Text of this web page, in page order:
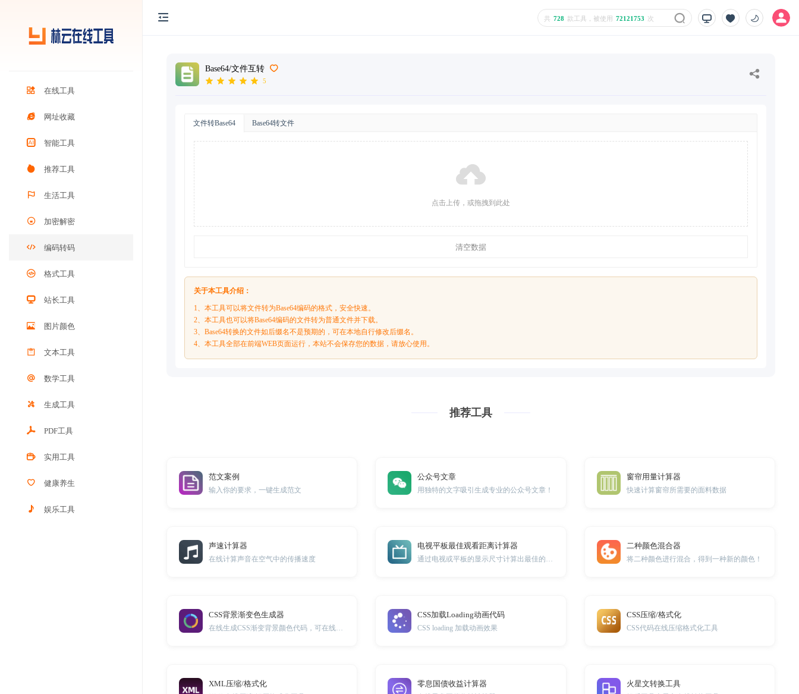
在线工具
网址收藏
智能工具
推荐工具
生活工具
加密解密
编码转码
格式工具
站长工具
图片颜色
文本工具
数学工具
生成工具
PDF工具
实用工具
健康养生
娱乐工具
共 728 款工具，被使用 72121753 次
Base64/文件互转
5
文件转Base64 Base64转文件
点击上传，或拖拽到此处
清空数据
关于本工具介绍：
1、本工具可以将文件转为Base64编码的格式，安全快速。
2、本工具也可以将Base64编码的文件转为普通文件并下载。
3、Base64转换的文件如后缀名不是预期的，可在本地自行修改后缀名。
4、本工具全部在前端WEB页面运行，本站不会保存您的数据，请放心使用。
推荐工具
范文案例
输入你的要求，一键生成范文
公众号文章
用独特的文字吸引生成专业的公众号文章！
窗帘用量计算器
快速计算窗帘所需要的面料数据
声速计算器
在线计算声音在空气中的传播速度
电视平板最佳观看距离计算器 二种颜色混合器
将二种颜色进行混合，得到一种新的颜色！
CSS背景渐变色生成器 CSS加载Loading动画代码
CSS loading 加载动画效果
CSS压缩/格式化
CSS代码在线压缩格式化工具
XML压缩/格式化 零息国债收益计算器 火星文转换工具